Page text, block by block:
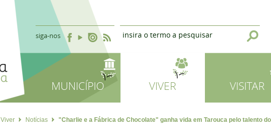
siga-nos
MUNICÍPIO VIVER VISITAR
Viver Notícias "Charlie e a Fábrica de Chocolate" ganha vida em Tarouca pelo talento